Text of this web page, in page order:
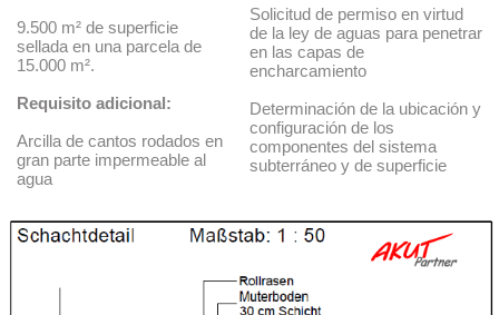
Solicitud de permiso en virtud
de la ley de aguas para penetrar
en las capas de
encharcamiento
Determinación de la ubicación y
configuración de los
componentes del sistema
subterráneo y de superficie
9.500 m² de superficie
sellada en una parcela de
15.000 m².
Requisito adicional:
Arcilla de cantos rodados en
gran parte impermeable al
agua